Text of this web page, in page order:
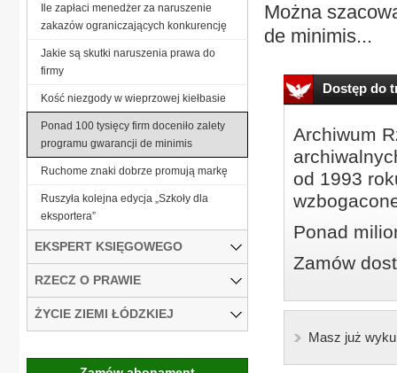
Można
de minimis...
Dostęp do
Archiwum
od 1993
Ponad
Zamów
Masz już
Ile zapłaci menedżer za naruszenie
zakazów ograniczających konkurencję
Jakie są skutki naruszenia prawa do
firmy
Kość niezgody w wieprzowej kiełbasie
Ponad 100 tysięcy firm doceniło zalety
programu gwarancji de minimis
Ruchome znaki dobrze promują markę
Ruszyła kolejna edycja „Szkoły dla
eksportera”
EKSPERT KSIĘGOWEGO
RZECZ O PRAWIE
ŻYCIE ZIEMI ŁÓDZKIEJ